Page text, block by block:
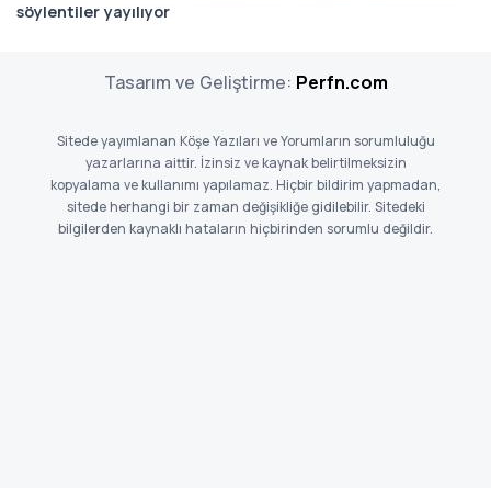
söylentiler yayılıyor
Tasarım ve Geliştirme: Perfn.com
Sitede yayımlanan Köşe Yazıları ve Yorumların sorumluluğu
yazarlarına aittir. İzinsiz ve kaynak belirtilmeksizin
kopyalama ve kullanımı yapılamaz. Hiçbir bildirim yapmadan,
sitede herhangi bir zaman değişikliğe gidilebilir. Sitedeki
bilgilerden kaynaklı hataların hiçbirinden sorumlu değildir.